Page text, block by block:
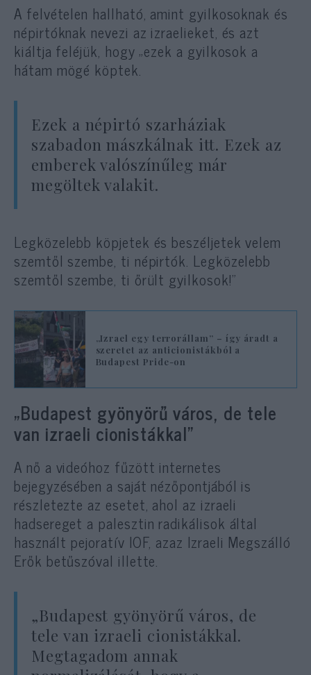
A felvételen hallható, amint gyilkosoknak és
népirtóknak nevezi az izraelieket, és azt
kiáltja feléjük, hogy „ezek a gyilkosok a
hátam mögé köptek.
Ezek a népirtó szarháziak
szabadon mászkálnak itt. Ezek az
emberek valószínűleg már
megöltek valakit.
Legközelebb köpjetek és beszéljetek velem
szemtől szembe, ti népirtók. Legközelebb
szemtől szembe, ti őrült gyilkosok!”
„Izrael egy terrorállam” – így áradt a
szeretet az anticionistákból a
Budapest Pride-on
„Budapest gyönyörű város, de tele
van izraeli cionistákkal”
A nő a videóhoz fűzött internetes
bejegyzésében a saját nézőpontjából is
részletezte az esetet, ahol az izraeli
hadsereget a palesztin radikálisok által
használt pejoratív IOF, azaz Izraeli Megszálló
Erők betűszóval illette.
„Budapest gyönyörű város, de
tele van izraeli cionistákkal.
Megtagadom annak